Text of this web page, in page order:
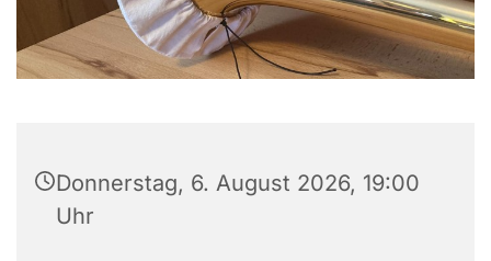
Donnerstag, 6. August 2026, 19:00
Uhr